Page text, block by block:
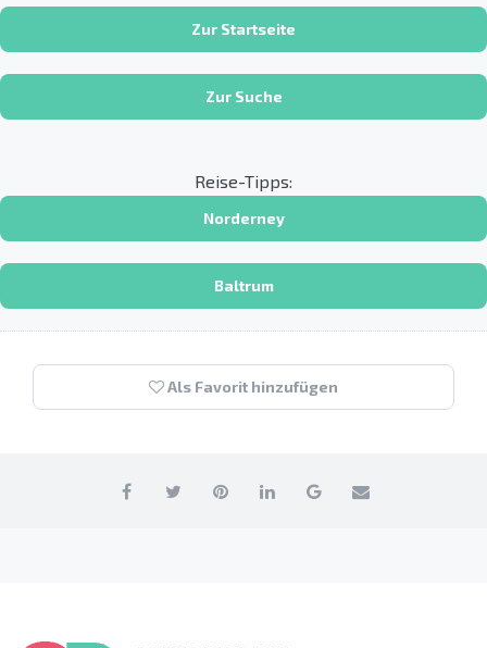
Zur Startseite
Zur Suche
Reise-Tipps:
Norderney
Baltrum
Als Favorit hinzufügen